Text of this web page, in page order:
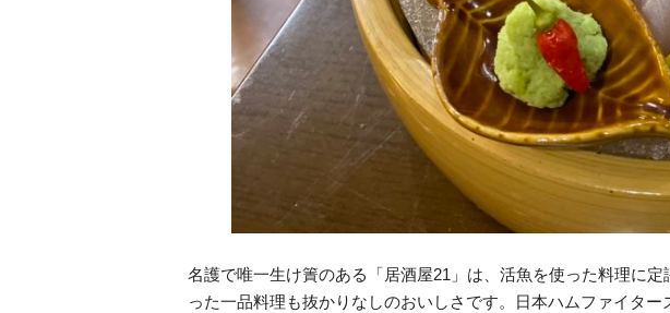
名護で唯一生け簀のある「居酒屋21」は、活魚を使った料理に
った一品料理も抜かりなしのおいしさです。日本ハムファイタ